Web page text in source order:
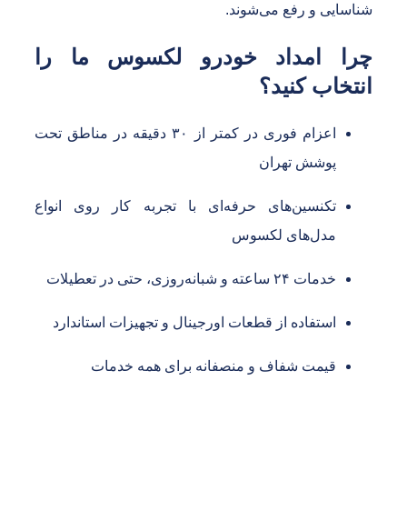
و رفع می‌شوند.
امداد خودرو لکسوس ما را
کنید؟
اعزام فوری در کمتر از ۳۰ دقیقه در مناطق تحت
پوشش تهران
تکنسین‌های حرفه‌ای با تجربه کار روی انواع
مدل‌های لکسوس
خدمات ۲۴ ساعته و شبانه‌روزی، حتی در تعطیلات
استفاده از قطعات اورجینال و تجهیزات استاندارد
قیمت شفاف و منصفانه برای همه خدمات